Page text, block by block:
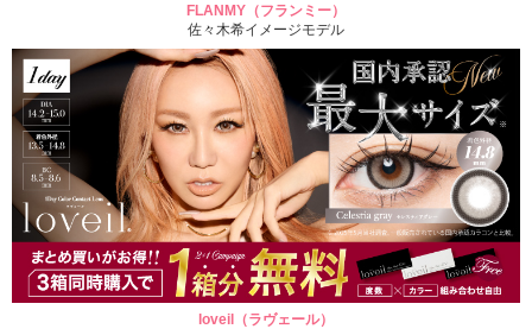
FLANMY（フランミー）
佐々木希イメージモデル
loveil（ラヴェール）